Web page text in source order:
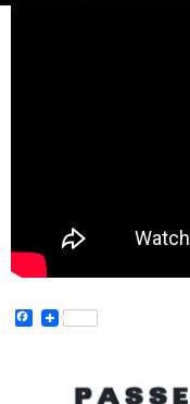
Facebook